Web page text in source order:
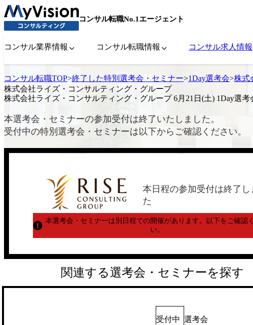
コンサル転職No.1エージェント
コンサル業界情報 コンサル転職情報 コンサル求人情報
コンサル転職TOP>終了した特別選考会・セミナー>1Day選考会>株式
株式会社ライズ・コンサルティング・グループ
株式会社ライズ・コンサルティング・グループ 6月21日(土) 1Day選考
本選考会・セミナーの参加受付は終了いたしました。
受付中の特別選考会・セミナーは以下からご確認ください。
本日程の参加受付は終了し
た
本選考会・セミナーは別日程での開催があります。
以下をご確認
い。
関連する選考会・セミナーを探す
受付中 選考会